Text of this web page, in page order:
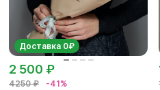
Доставка 0₽
4250 ₽ -41%
2 500 ₽